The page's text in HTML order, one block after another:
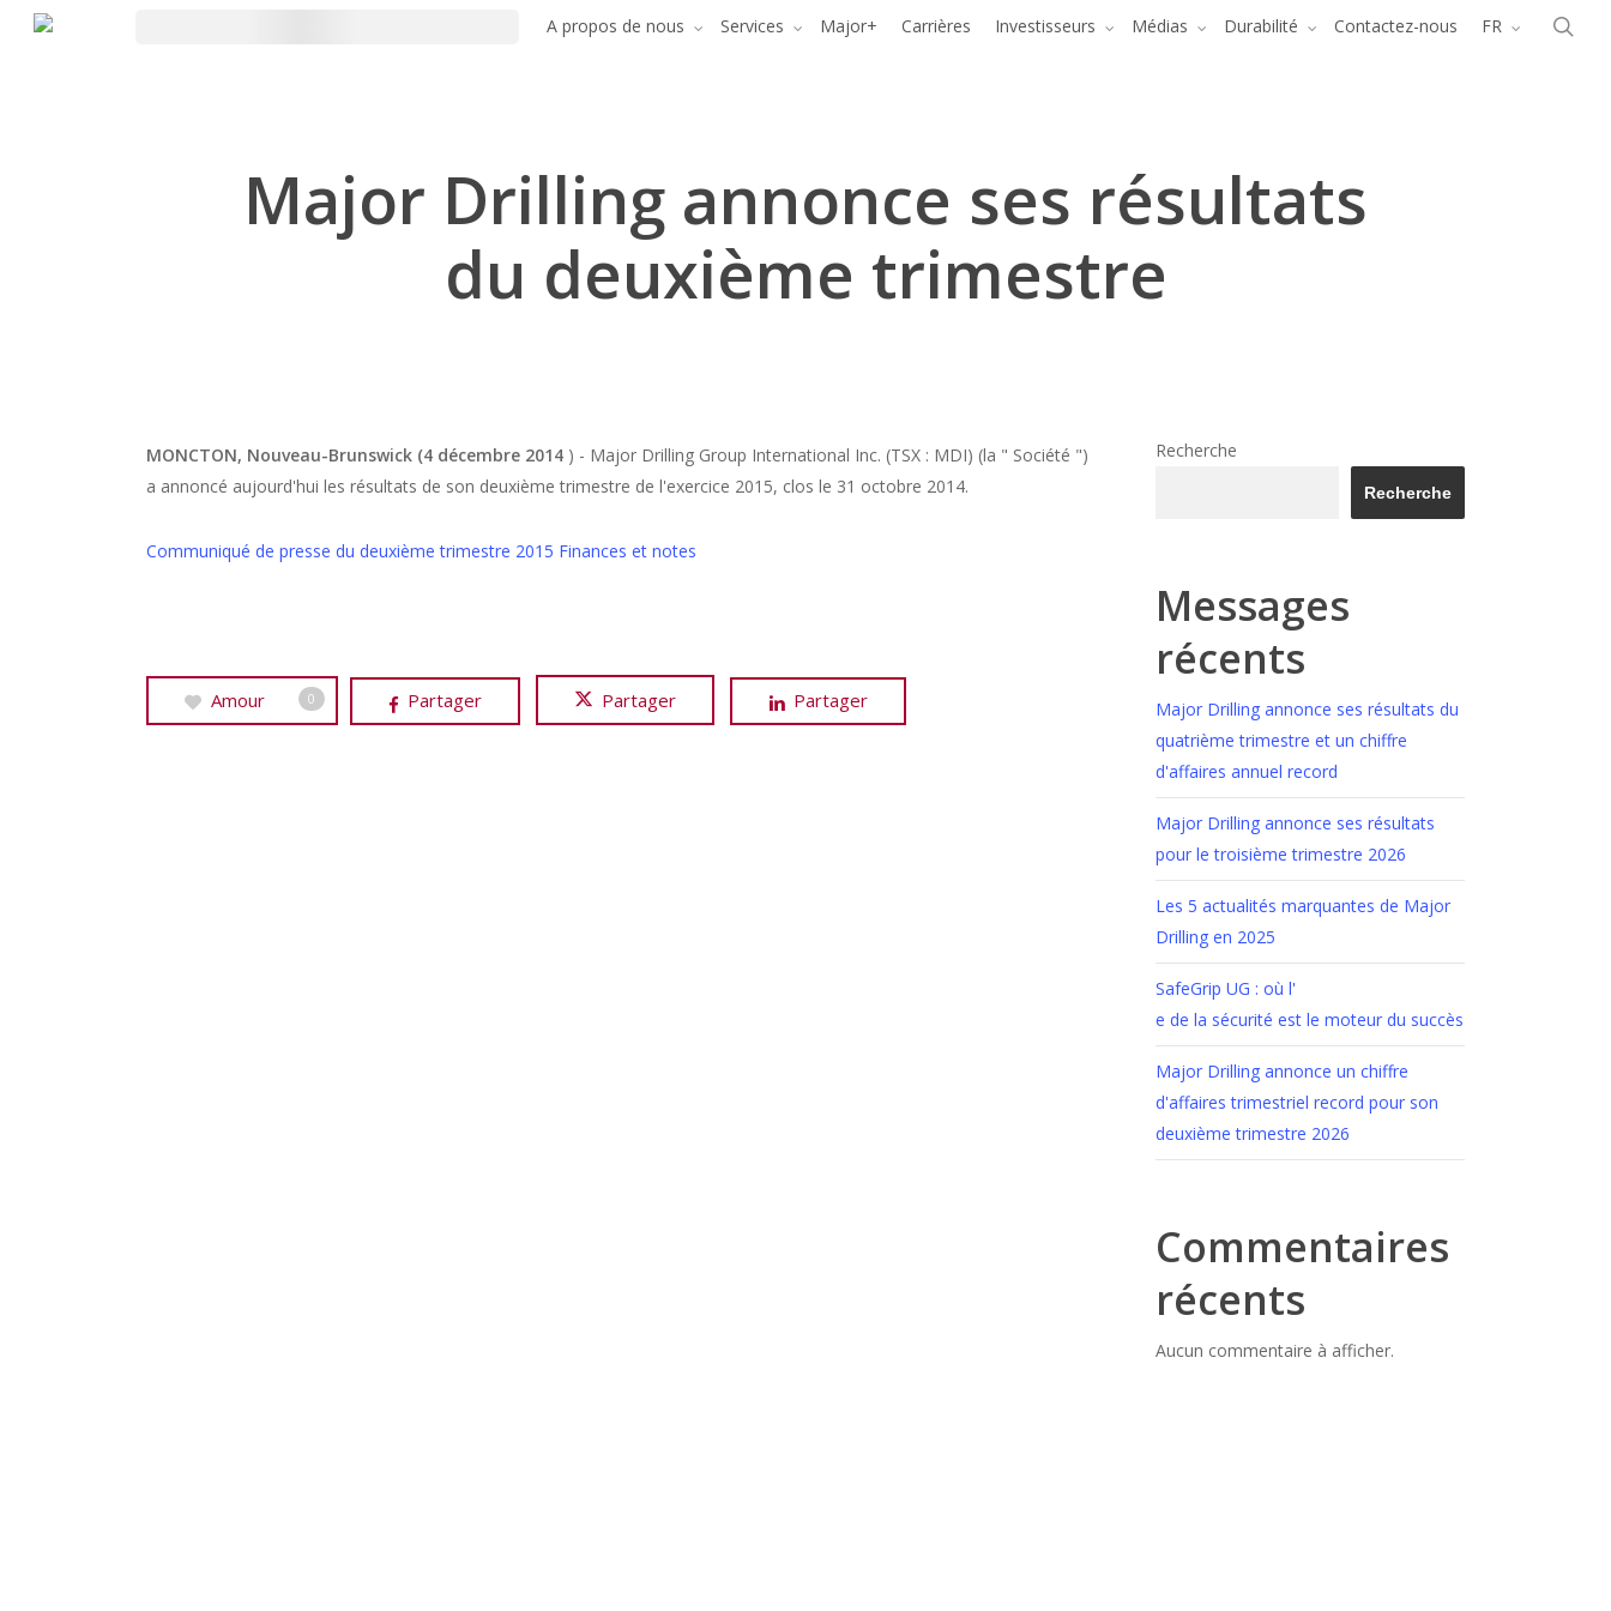
A propos de nous Services Major+ Carrières Investisseurs Médias Durabilité Contactez-nous FR
Major Drilling annonce ses résultats
du deuxième trimestre
MONCTON, Nouveau-Brunswick (4 décembre 2014 ) - Major Drilling Group International Inc. (TSX : MDI) (la " Société ")
a annoncé aujourd'hui les résultats de son deuxième trimestre de l'exercice 2015, clos le 31 octobre 2014.
Communiqué de presse du deuxième trimestre 2015 Finances et notes
Amour 0 Partager Partager Partager
Recherche
Recherche
Messages
récents
Major Drilling annonce ses résultats du
quatrième trimestre et un chiffre
d'affaires annuel record
Major Drilling annonce ses résultats
pour le troisième trimestre 2026
Les 5 actualités marquantes de Major
Drilling en 2025
SafeGrip UG : où l'
e de la sécurité est le moteur du succès
Major Drilling annonce un chiffre
d'affaires trimestriel record pour son
deuxième trimestre 2026
Commentaires
récents
Aucun commentaire à afficher.
Menu